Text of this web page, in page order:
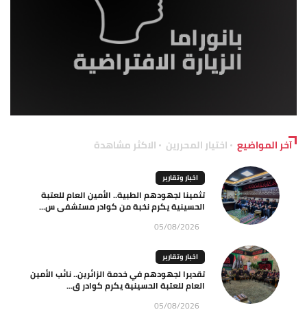
آخر المواضيع اختيار المحررين الاكثر مشاهدة
اخبار وتقارير
تثمينا لجهودهم الطبية.. الأمين العام للعتبة
الحسينية يكرم نخبة من كوادر مستشفى س...
05/08/2026
اخبار وتقارير
تقديرا لجهودهم في خدمة الزائرين.. نائب الأمين
العام للعتبة الحسينية يكرم كوادر ق...
05/08/2026